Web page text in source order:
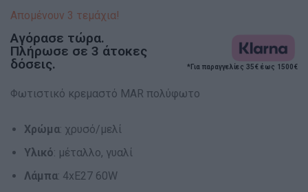
Απομένουν 3 τεμάχια!
Αγόρασε τώρα.
Πλήρωσε σε 3 άτοκες
δόσεις.
*Για παραγγελίες 35€ έως 1500€
Φωτιστικό κρεμαστό MAR πολύφωτο
Χρώμα: χρυσό/μελί
Υλικό: μέταλλο, γυαλί
Λάμπα: 4xE27 60W